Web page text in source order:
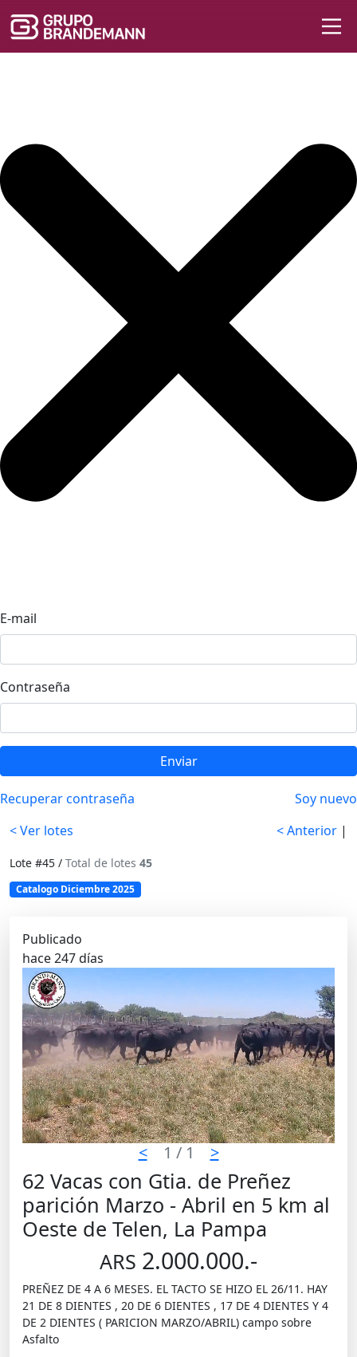
E-mail
Contraseña
Enviar
Recuperar contraseña
Soy nuevo
< Ver lotes
< Anterior |
Lote #45 / Total de lotes 45
Catalogo Diciembre 2025
Publicado
hace 247 días
< 1 / 1 >
62 Vacas con Gtia. de Preñez
parición Marzo - Abril en 5 km al
Oeste de Telen, La Pampa
ARS 2.000.000.-
PREÑEZ DE 4 A 6 MESES. EL TACTO SE HIZO EL 26/11. HAY
21 DE 8 DIENTES , 20 DE 6 DIENTES , 17 DE 4 DIENTES Y 4
DE 2 DIENTES ( PARICION MARZO/ABRIL) campo sobre
Asfalto